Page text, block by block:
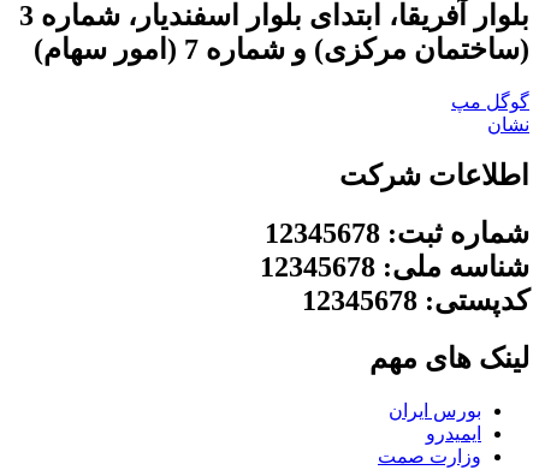
بلوار آفریقا، ابتدای بلوار اسفندیار، شماره 3
(ساختمان مرکزی) و شماره 7 (امور سهام)
گوگل مپ
نشان
اطلاعات شرکت
شماره ثبت: 12345678
شناسه ملی: 12345678
کدپستی: 12345678
لینک های مهم
بورس ایران
ایمیدرو
وزارت صمت